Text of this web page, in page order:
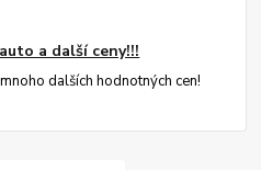
a další ceny!!!
dalších hodnotných cen!